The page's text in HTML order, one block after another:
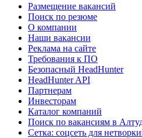
Размещение вакансий
Поиск по резюме
О компании
Наши вакансии
Реклама на сайте
Требования к ПО
Безопасный HeadHunter
HeadHunter API
Партнерам
Инвесторам
Каталог компаний
Поиск по вакансиям в
Сетка: соцсеть для